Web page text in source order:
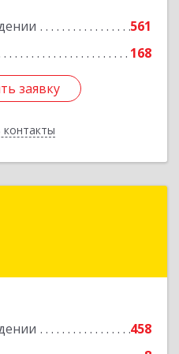
561
168
заявку
контакты
заявку
458
г.о. город Иваново,
Подробнее